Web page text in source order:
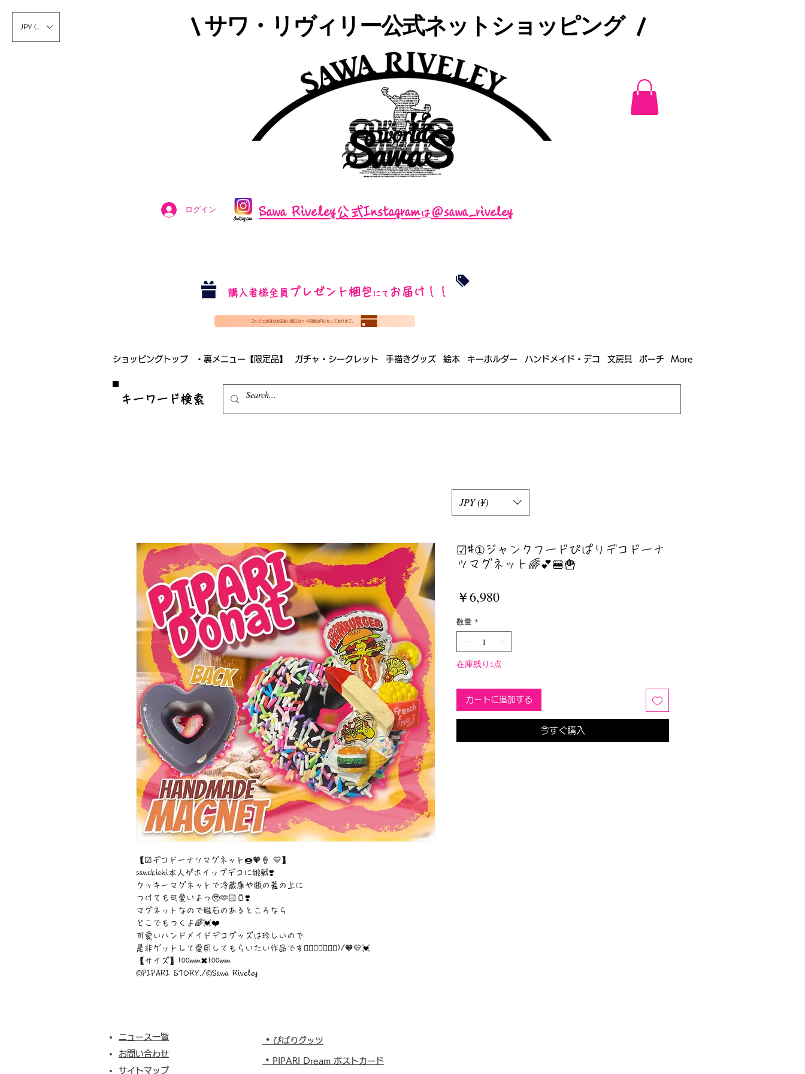
JPY (¥) \ サワ・リヴィリー公式ネットショッピング /​
Sawa Riveley公式Instagramは＠sawa_riveley
ログイン
購入者様全員 プレゼント梱包 にて お届け！！
コンビニ決済のお支払い期日は２４時間以内となっております。
ショッピングトップ ・裏メニュー【限定品】 ガチャ・シークレット 手描きグッズ 絵本 キーホルダー ハンドメイド・デコ 文房具 ポーチ More
​キーワード検索
【☑︎デコドーナツマグネット🍩🧡🍦 💛】
sawakichi本人がホイップデコに挑戦❣️
クッキーマグネットで冷蔵庫や瓶の蓋の上に
つけても可愛いよっ🥹🫶🏻🫙❣️
マグネットなので磁石のあるところなら
どこでもつくよ🌈💓❤️
可愛いハンドメイドデコグッズは珍しいので
是非ゲットして愛用してもらいたい作品です๑⃙⃘◡̈๑⃙⃘)/🧡💛💓
【サイズ】100mm✖︎100mm
©︎PIPARI STORY./©︎Sawa Riveley
☑︎#①ジャンクフードぴぱりデコドーナ
ツマグネット🌈💕🍔🍟
￥6,980価
数量 *
在庫残り1点
カートに追加する
今すぐ購入
JPY (¥)
ニュース一覧
お問い合わせ
サイトマップ
・ ぴぱりグッツ
・ PIPARI Dream ポストカード